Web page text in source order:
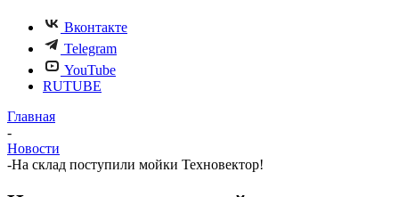
Вконтакте
Telegram
YouTube
RUTUBE
Главная
-
Новости
-На склад поступили мойки Техновектор!